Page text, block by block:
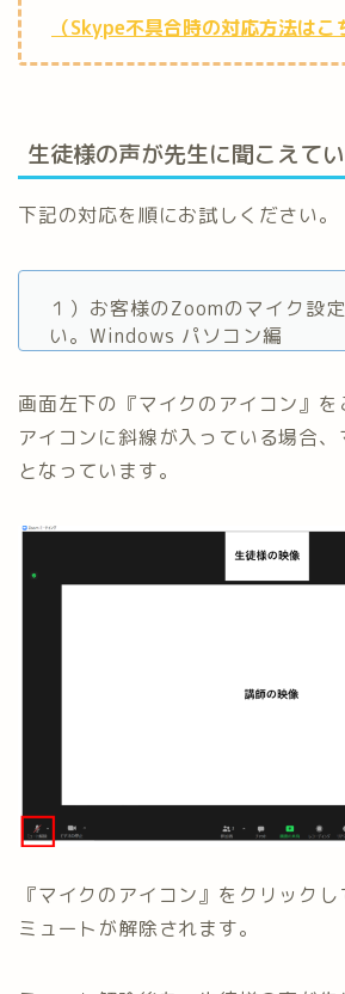
（Skype不具合時の対応方法はこ
生徒様の声が先生に聞こえて
下記の対応を順にお試しください。
１）お客様のZoomのマイク設
い。Windows パソコン編
画面左下の『マイクのアイコン』を
アイコンに斜線が入っている場合
となっています。
『マイクのアイコン』をクリックし
ミュートが解除されます。